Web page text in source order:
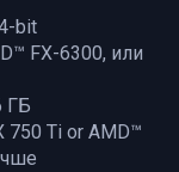
bit
FX-6300, или
ГБ
750 Ti or AMD™